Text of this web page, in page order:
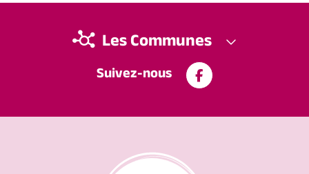
Suivez-nous
Les Communes